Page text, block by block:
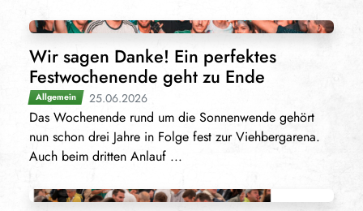
Wir sagen Danke! Ein perfektes
Festwochenende geht zu Ende
Allgemein 25.06.2026
Das Wochenende rund um die Sonnenwende gehört
nun schon drei Jahre in Folge fest zur Viehbergarena.
Auch beim dritten Anlauf ...